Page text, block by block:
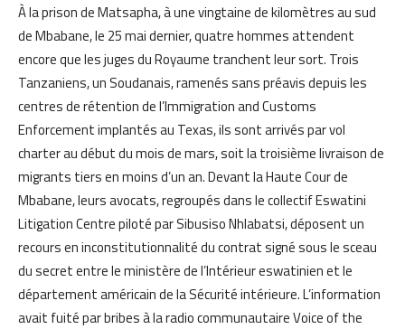
À la prison de Matsapha, à une vingtaine de kilomètres au sud
de Mbabane, le 25 mai dernier, quatre hommes attendent
encore que les juges du Royaume tranchent leur sort. Trois
Tanzaniens, un Soudanais, ramenés sans préavis depuis les
centres de rétention de l’Immigration and Customs
Enforcement implantés au Texas, ils sont arrivés par vol
charter au début du mois de mars, soit la troisième livraison de
migrants tiers en moins d’un an. Devant la Haute Cour de
Mbabane, leurs avocats, regroupés dans le collectif Eswatini
Litigation Centre piloté par Sibusiso Nhlabatsi, déposent un
recours en inconstitutionnalité du contrat signé sous le sceau
du secret entre le ministère de l’Intérieur eswatinien et le
département américain de la Sécurité intérieure. L’information
avait fuité par bribes à la radio communautaire Voice of the